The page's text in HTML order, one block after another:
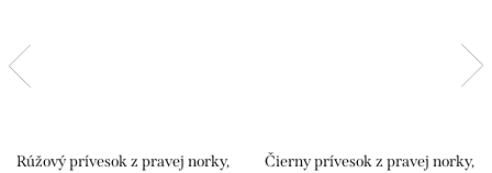
Rúžový prívesok z pravej norky,
Čierny prívesok z pravej norky,